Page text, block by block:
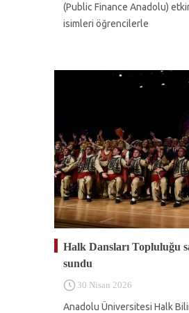
(Public Finance Anadolu)
isimleri öğrencilerle
Halk Dansları Topluluğu
sundu
30 Nisan 2026
Anadolu Üniversitesi Halk